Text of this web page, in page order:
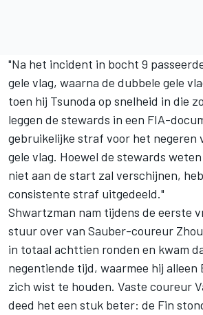
"Na het incident in bocht 9
gele vlag, waarna de dubbele gele
toen hij Tsunoda op snelheid in die
leggen de stewards in een FIA-
gebruikelijke straf voor het negeren
gele vlag. Hoewel de stewards
niet aan de start zal verschijnen,
consistente straf uitgedeeld."
Shwartzman nam tijdens de eerste
stuur over van Sauber-coureur
in totaal achttien ronden en kwam
negentiende tijd, waarmee hij alleen
zich wist te houden. Vaste coureur
deed het een stuk beter: de Fin